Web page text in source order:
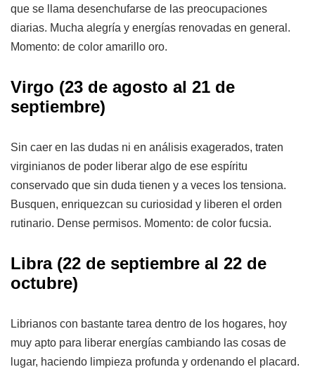
que se llama desenchufarse de las preocupaciones
diarias. Mucha alegría y energías renovadas en general.
Momento: de color amarillo oro.
Virgo (23 de agosto al 21 de
septiembre)
Sin caer en las dudas ni en análisis exagerados, traten
virginianos de poder liberar algo de ese espíritu
conservado que sin duda tienen y a veces los tensiona.
Busquen, enriquezcan su curiosidad y liberen el orden
rutinario. Dense permisos. Momento: de color fucsia.
Libra (22 de septiembre al 22 de
octubre)
Librianos con bastante tarea dentro de los hogares, hoy
muy apto para liberar energías cambiando las cosas de
lugar, haciendo limpieza profunda y ordenando el placard.